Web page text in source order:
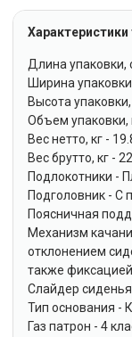
Характеристики
Длина упаковки,
Ширина
Высота
Объем упаковки,
Вес нетто, кг -
Вес брутто, кг -
Подлокотники -
Подголовник - С
Поясничная
Механизм
отклонением
также
Слайдер сиденья
Тип основания -
Газ патрон - 4